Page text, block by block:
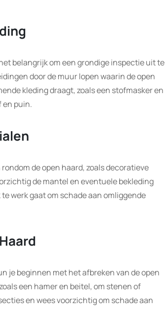
belangrijk om een grondige inspectie uit te
door de muur lopen waarin de open
kleding draagt, zoals een stofmasker en
en puin.
de open haard, zoals decoratieve
de mantel en eventuele bekleding
werk gaat om schade aan omliggende
je beginnen met het afbreken van de open
een hamer en beitel, om stenen of
en wees voorzichtig om schade aan